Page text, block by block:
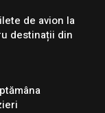
de avion la
destinații din